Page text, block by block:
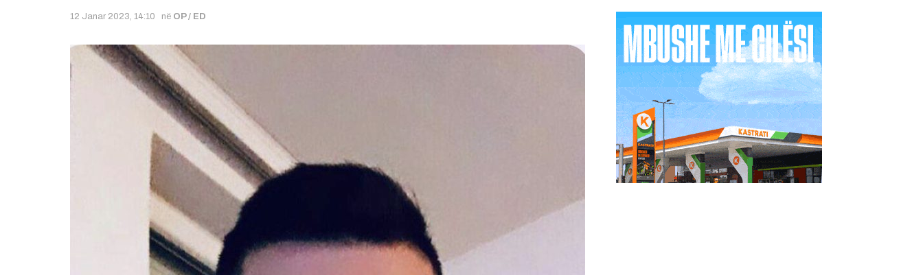
12 Janar 2023, 14:10 në OP / ED